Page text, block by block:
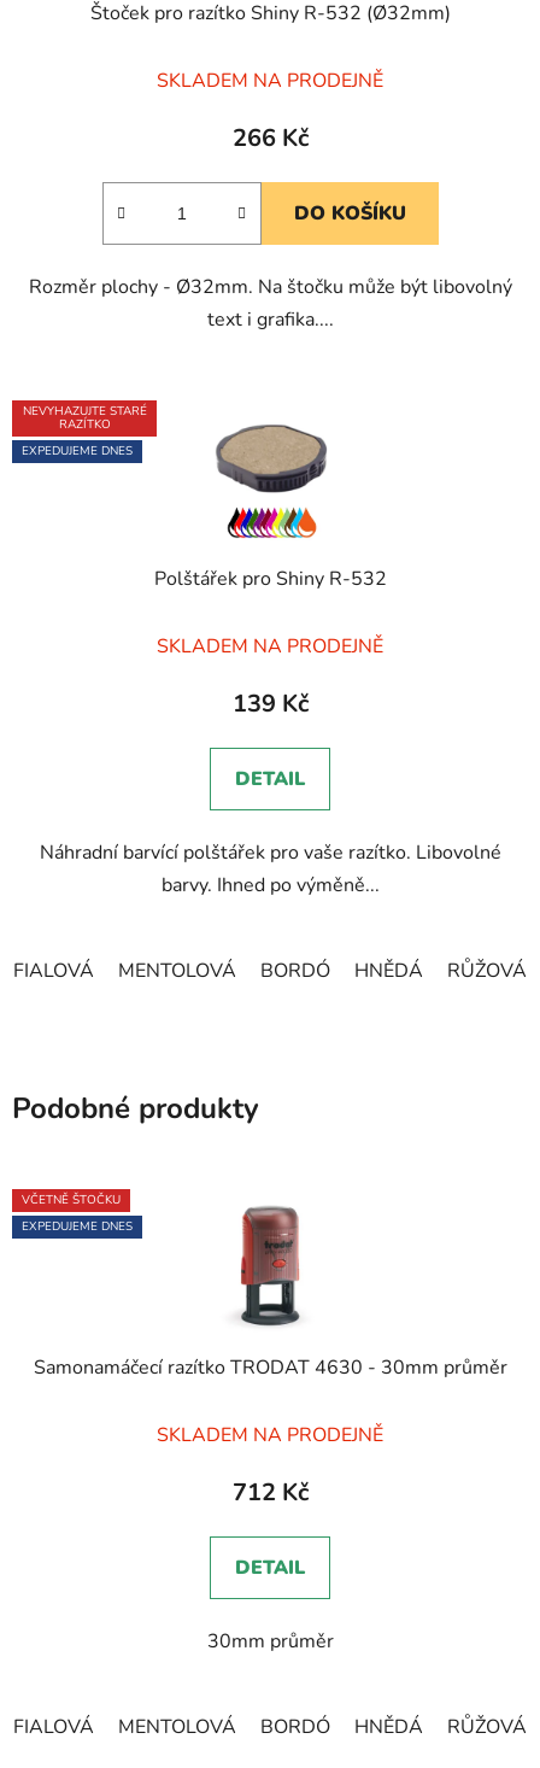
Štoček pro razítko Shiny R-532 (Ø32mm)
hodnocení
produktu
5,0
hvězdiček.
SKLADEM NA PRODEJNĚ
266 Kč
DO KOŠÍKU
Rozměr plochy - Ø32mm. Na štočku může být libovolný
text i grafika....
NEVYHAZUJTE STARÉ
RAZÍTKO
EXPEDUJEME DNES
Polštářek pro Shiny R-532
SKLADEM NA PRODEJNĚ
139 Kč
DETAIL
Náhradní barvící polštářek pro vaše razítko. Libovolné
barvy. Ihned po výměně...
FIALOVÁ MENTOLOVÁ BORDÓ HNĚDÁ RŮŽOVÁ
Podobné produkty
VČETNĚ ŠTOČKU
EXPEDUJEME DNES
Samonamáčecí razítko TRODAT 4630 - 30mm průměr
hodnocení
produktu
5,0
z
hvězdiček.
SKLADEM NA PRODEJNĚ
712 Kč
DETAIL
30mm průměr
FIALOVÁ MENTOLOVÁ BORDÓ HNĚDÁ RŮŽOVÁ